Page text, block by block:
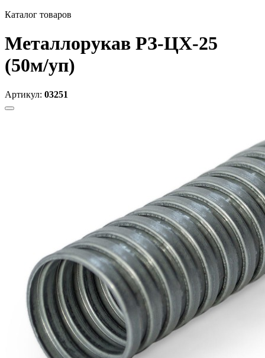
Каталог товаров
Металлорукав РЗ-ЦХ-25
(50м/уп)
Артикул: 03251